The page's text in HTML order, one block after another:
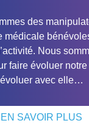
des
médicale
Nous
faire évoluer
évoluer avec elle…
EN SAVOIR PLUS